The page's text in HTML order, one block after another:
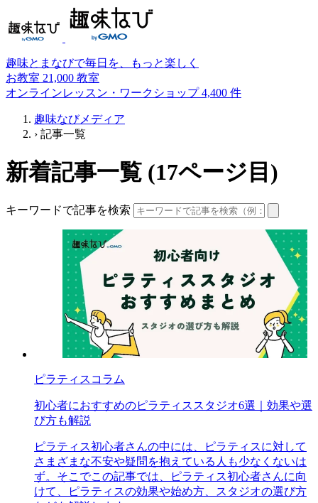
趣味とまなびで毎日を、もっと楽しく
お教室 21,000 教室
オンラインレッスン・ワークショップ4,400 件
趣味なびメディア
› 記事一覧
新着記事一覧 (17ページ目)
キーワードで記事を検索
ピラティスコラム
初心者におすすめのピラティススタジオ6選｜効果や選
び方も解説
ピラティス初心者さんの中には、ピラティスに対して
さまざまな不安や疑問を抱えている人も少なくないは
ず。そこでこの記事では、ピラティス初心者さんに向
けて、ピラティスの効果や始め方、スタジオの選び方